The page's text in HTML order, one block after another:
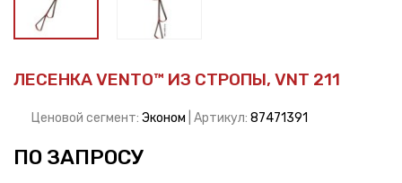
ЛЕСЕНКА VENTO™ ИЗ СТРОПЫ, VNT 211
Ценовой сегмент: Эконом | Артикул: 87471391
ПО ЗАПРОСУ